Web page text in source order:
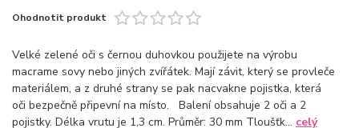
Ohodnotit produkt
Velké zelené oči s černou duhovkou použijete na výrobu
macrame sovy nebo jiných zvířátek. Mají závit, který se provleče
materiálem, a z druhé strany se pak nacvakne pojistka, která
oči bezpečně připevní na místo. Balení obsahuje 2 oči a 2
pojistky. Délka vrutu je 1,3 cm. Průměr: 30 mm Tloušťk... celý